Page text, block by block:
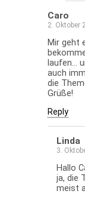
Caro
2. Oktober
Mir geht
laufen…
auch
die
Grüße!
Reply
Linda
3.
Hallo
ja, die
meist